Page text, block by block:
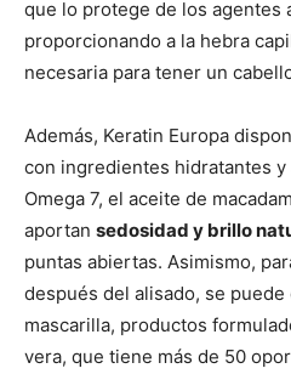
que lo protege de los agentes
proporcionando a la hebra
necesaria para tener un
Además, Keratin Europa
con ingredientes hidratantes
Omega 7, el aceite de
aportan sedosidad y brillo
puntas abiertas. Asimismo,
después del alisado, se
mascarilla, productos
vera, que tiene más de 50